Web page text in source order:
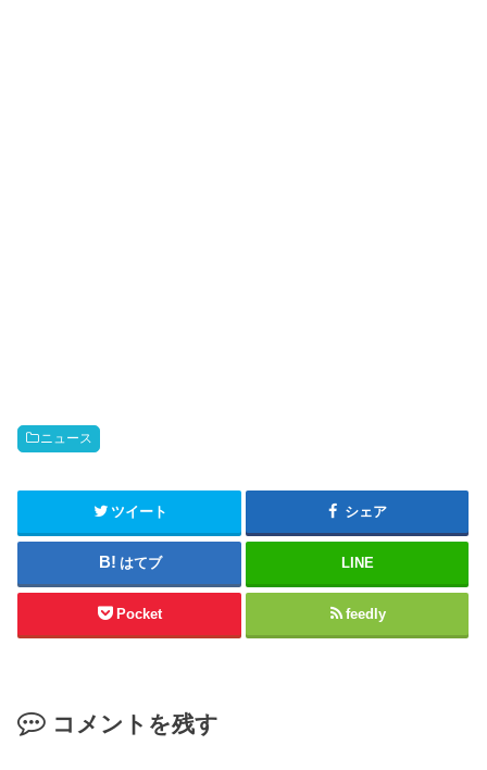
ニュース
ツイート シェア
はてブ LINE
Pocket feedly
コメントを残す